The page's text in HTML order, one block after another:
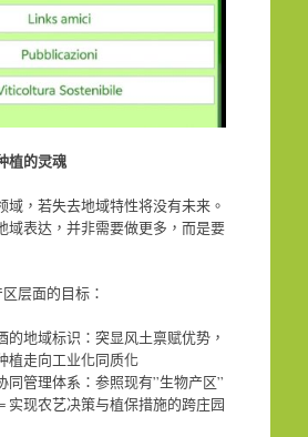
植的灵魂
域，若失去地域特性将没有未来。
域表达，并非需要做更多，而是要
层面的目标：
的地域标识：突显风土禀赋优势，
植走向工业化同质化
同管理体系：参照现有”生物产区”
实现农艺决策与植保措施的跨庄园